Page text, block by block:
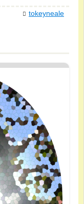
tokeyneale